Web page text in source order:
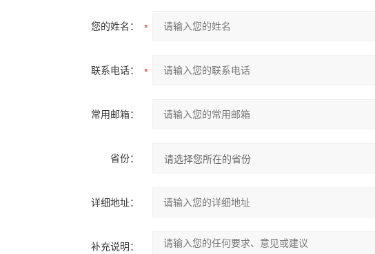
您的姓名：
联系电话：
常用邮箱：
省份：
详细地址：
补充说明：